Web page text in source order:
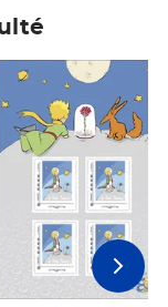
HT